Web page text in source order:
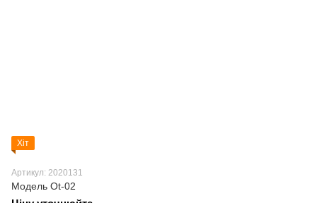
Хіт
Артикул: 2020131
Модель Ot-02